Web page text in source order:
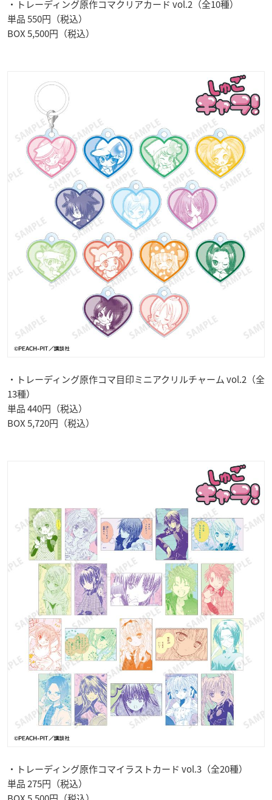
・トレーディング原作コマクリアカード vol.2（全10種）
単品 550円（税込）
BOX 5,500円（税込）
・トレーディング原作コマ目印ミニアクリルチャーム vol.2（全
13種）
単品 440円（税込）
BOX 5,720円（税込）
・トレーディング原作コマイラストカード vol.3（全20種）
単品 275円（税込）